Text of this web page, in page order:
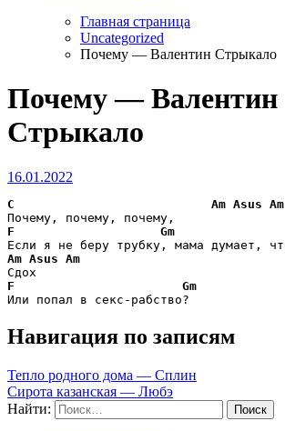
Главная страница
Uncategorized
Почему — Валентин Стрыкало
Почему — Валентин
Стрыкало
16.01.2022
C Am Asus Am
F
Gm
Am Asus Am
F
Gm
Или попал в секс-рабство?
Навигация по записям
Тепло родного дома — Сплин
Сирота казанская — Любэ
Найти: